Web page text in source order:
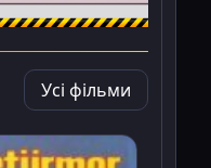
Усі фільми